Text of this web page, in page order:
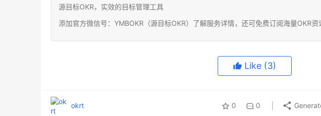
源目标OKR，实效的目标管理工具
添加官方微信号：YMBOKR（源目标OKR）了解服务详情，还可免费订阅海量OKR资
Like (3)
okrt 0 0